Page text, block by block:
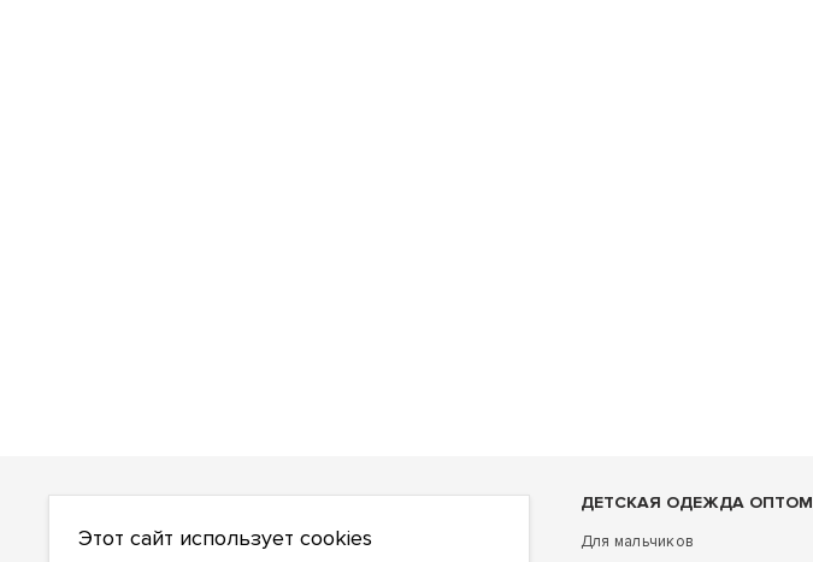
О НАС
О компании
ДЕТСКАЯ ОДЕЖДА ОПТОМ
Для мальчиков
Этот сайт использует cookies